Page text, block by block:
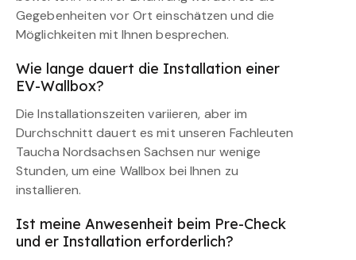
Gegebenheiten vor Ort einschätzen und die
Möglichkeiten mit Ihnen besprechen.
Wie lange dauert die Installation einer
EV-Wallbox?
Die Installationszeiten variieren, aber im
Durchschnitt dauert es mit unseren Fachleuten
Taucha Nordsachsen Sachsen nur wenige
Stunden, um eine Wallbox bei Ihnen zu
installieren.
Ist meine Anwesenheit beim Pre-Check
und er Installation erforderlich?